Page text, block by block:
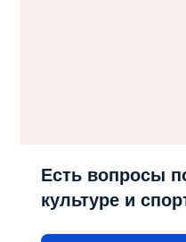
Есть вопросы
культуре и